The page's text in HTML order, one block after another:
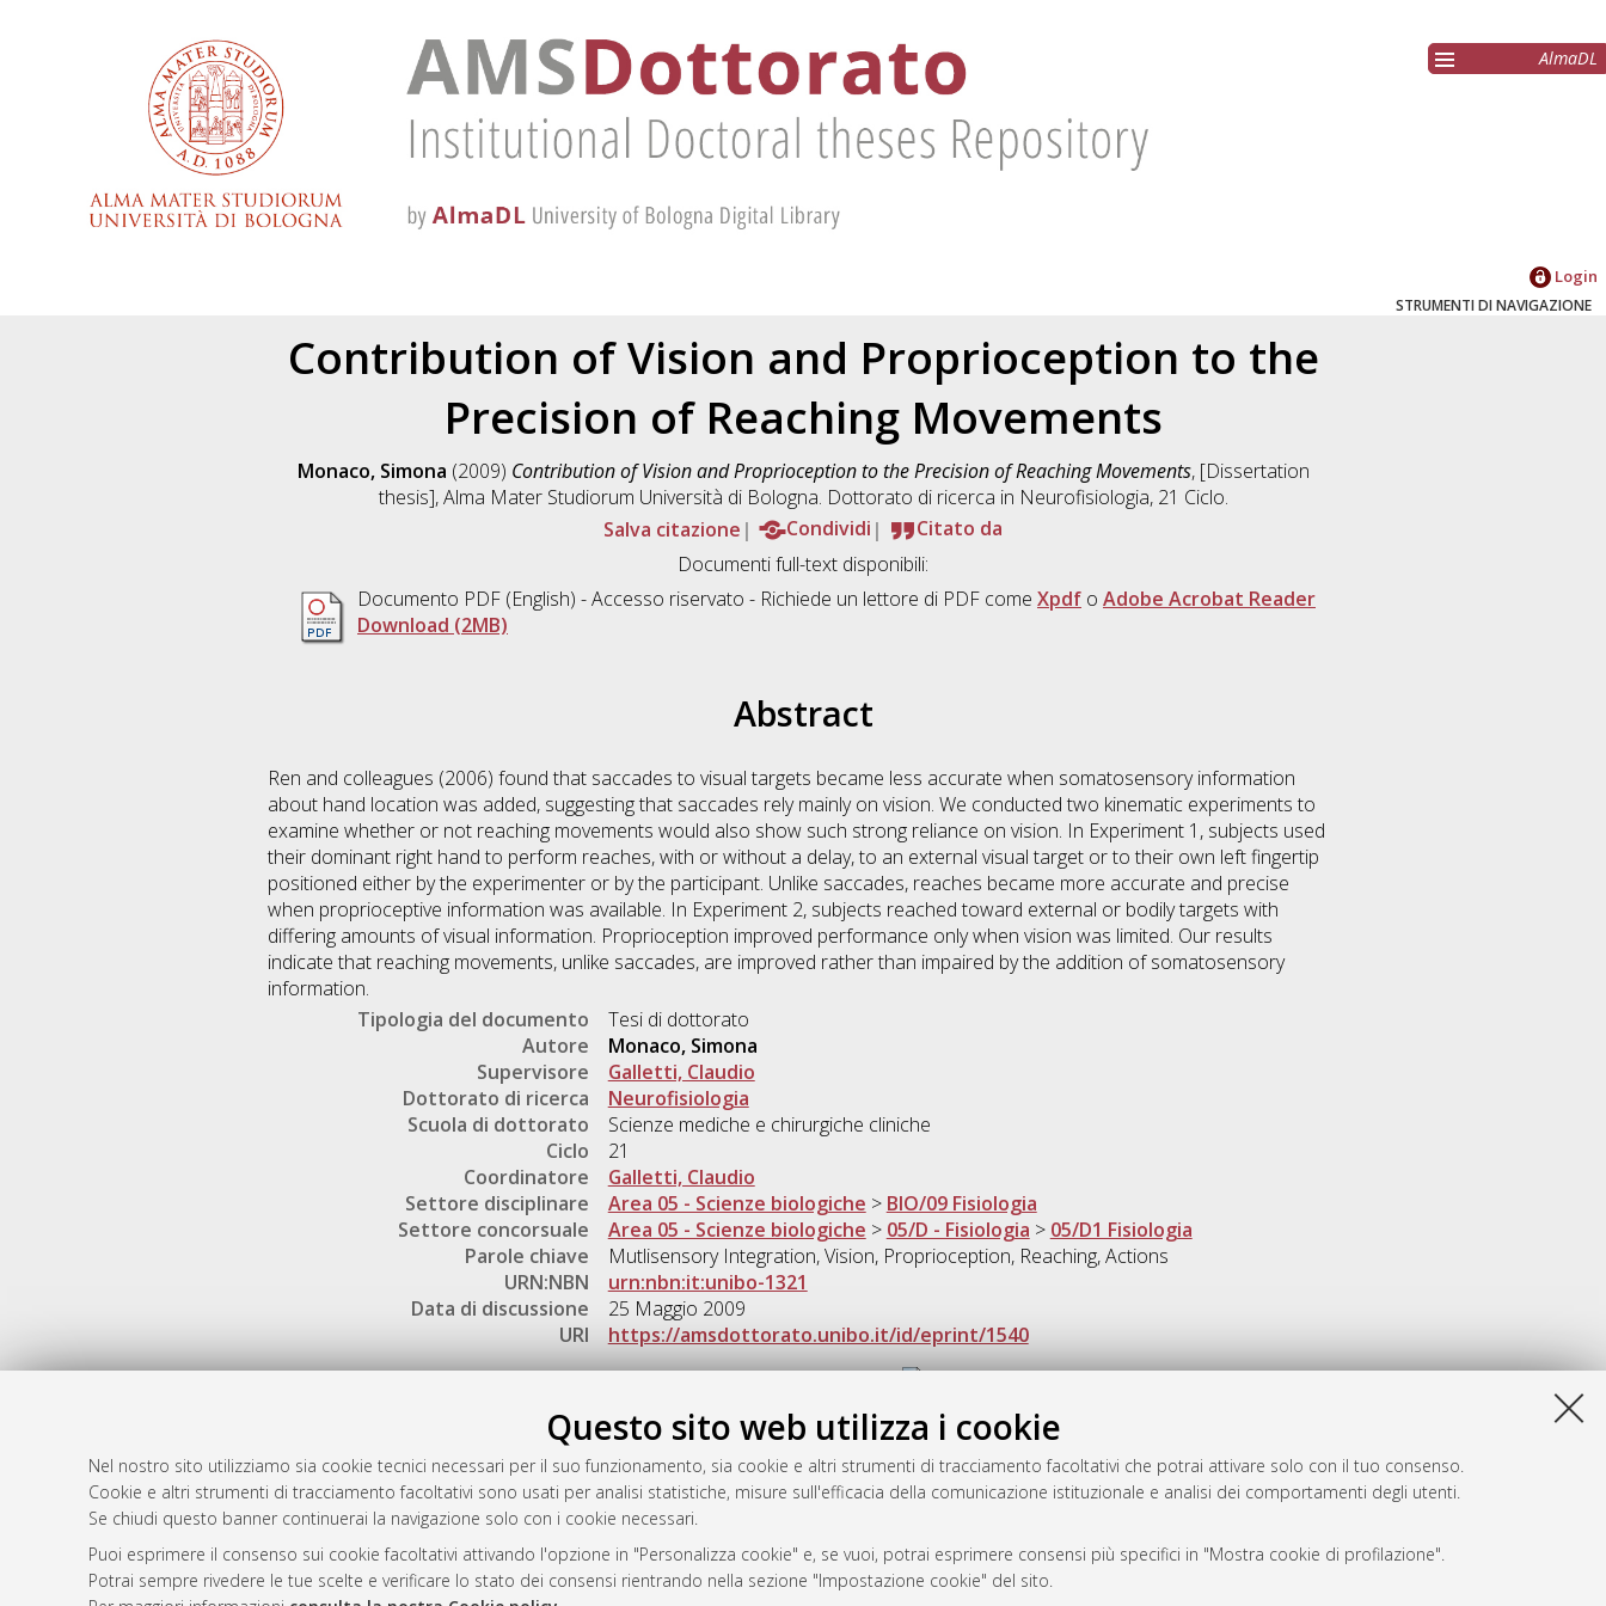
Questo sito web utilizza i cookie
Nel nostro sito utilizziamo sia cookie tecnici necessari per il suo funzionamento, sia cookie e altri strumenti di tracciamento facoltativi che potrai attivare solo con il tuo consenso.
Cookie e altri strumenti di tracciamento facoltativi sono usati per analisi statistiche, misure sull'efficacia della comunicazione istituzionale e analisi dei comportamenti degli utenti.
Se chiudi questo banner continuerai la navigazione solo con i cookie necessari.
Puoi esprimere il consenso sui cookie facoltativi attivando l'opzione in "Personalizza cookie" e, se vuoi, potrai esprimere consensi più specifici in "Mostra cookie di profilazione".
Potrai sempre rivedere le tue scelte e verificare lo stato dei consensi rientrando nella sezione "Impostazione cookie" del sito.
AlmaDL
Login
STRUMENTI DI NAVIGAZIONE
Contribution of Vision and Proprioception to the
Precision of Reaching Movements
Monaco, Simona (2009) Contribution of Vision and Proprioception to the Precision of Reaching Movements, [Dissertation
thesis], Alma Mater Studiorum Università di Bologna. Dottorato di ricerca in Neurofisiologia, 21 Ciclo.
Salva citazione
Condividi
Citato da
Documenti full-text disponibili:
Documento PDF (English) - Accesso riservato - Richiede un lettore di PDF come Xpdf o Adobe Acrobat Reader
Download (2MB)
Abstract
Ren and colleagues (2006) found that saccades to visual targets became less accurate when somatosensory information
about hand location was added, suggesting that saccades rely mainly on vision. We conducted two kinematic experiments to
examine whether or not reaching movements would also show such strong reliance on vision. In Experiment 1, subjects used
their dominant right hand to perform reaches, with or without a delay, to an external visual target or to their own left fingertip
positioned either by the experimenter or by the participant. Unlike saccades, reaches became more accurate and precise
when proprioceptive information was available. In Experiment 2, subjects reached toward external or bodily targets with
differing amounts of visual information. Proprioception improved performance only when vision was limited. Our results
indicate that reaching movements, unlike saccades, are improved rather than impaired by the addition of somatosensory
information.
Tipologia del documento
Tesi di dottorato
Autore
Monaco, Simona
Supervisore
Galletti, Claudio
Dottorato di ricerca
Neurofisiologia
Scuola di dottorato
Scienze mediche e chirurgiche cliniche
Ciclo
21
Coordinatore
Galletti, Claudio
Settore disciplinare
Area 05 - Scienze biologiche > BIO/09 Fisiologia
Settore concorsuale
Area 05 - Scienze biologiche > 05/D - Fisiologia > 05/D1 Fisiologia
Parole chiave
Mutlisensory Integration, Vision, Proprioception, Reaching, Actions
URN:NBN
urn:nbn:it:unibo-1321
Data di discussione
25 Maggio 2009
URI
https://amsdottorato.unibo.it/id/eprint/1540
Atom
Rss 1.0
Rss 2.0
AMS Dottorato
ISSN: 2038-7946
Servizio implementato e gestito da
Impostazioni Cookie
Informativa sulla privacy